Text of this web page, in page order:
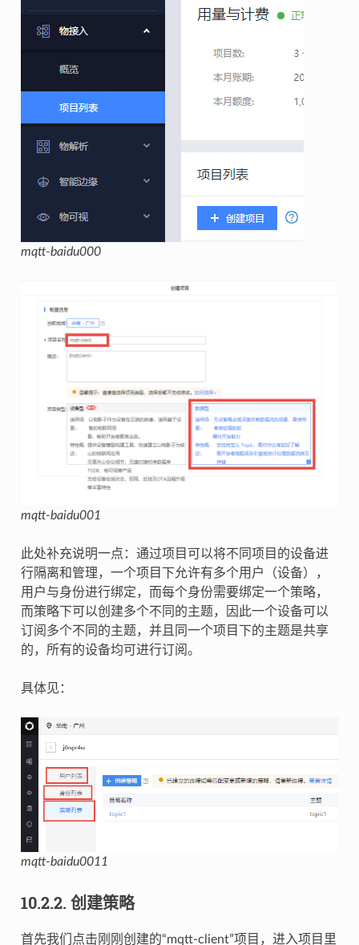
mqtt-baidu000
mqtt-baidu001
此处补充说明一点：通过项目可以将不同项目的设备进
行隔离和管理，一个项目下允许有多个用户（设备），
用户与身份进行绑定，而每个身份需要绑定一个策略，
而策略下可以创建多个不同的主题，因此一个设备可以
订阅多个不同的主题，并且同一个项目下的主题是共享
的，所有的设备均可进行订阅。
具体见：
mqtt-baidu0011
10.2.2. 创建策略
首先我们点击刚刚创建的“mqtt-client”项目，进入项目里